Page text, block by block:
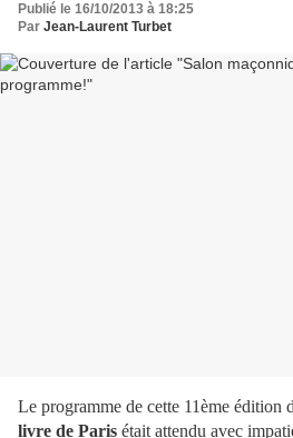
Publié le 16/10/2013 à 18:25
Par Jean-Laurent Turbet
Le programme de cette 11ème édition
livre de Paris était attendu avec